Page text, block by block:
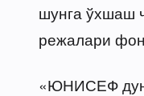
шунга ўхшаш
режалари
«ЮНИСЕФ